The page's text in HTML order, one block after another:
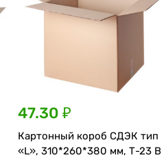
47.30 ₽
Картонный короб СДЭК тип
«L», 310*260*380 мм, Т-23 В